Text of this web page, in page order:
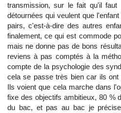
transmission, sur le fait qu'il faut
détournées qui veulent que
pairs, c'est-à-dire des autres
finalement, ce qui est commode
mais ne donne pas de bons
reviens à pas comptés à la
compte de la psychologie des
cela se passe très bien car ils ont
Ils voient que cela marche dans
fixe des objectifs ambitieux, 80 %
du bac, et pas au bac je